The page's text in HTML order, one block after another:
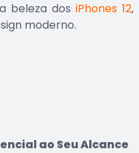
beleza dos iPhones 12,
moderno.
ao Seu Alcance